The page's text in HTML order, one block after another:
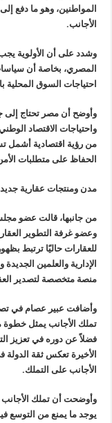
المواطنين، وهو ما دفع
الأجانب.
وشدد على أن الأولوية
المصري، بخاصة أن
احتياجات السوق المحلية
وأوضح أن مصر تحتاج إلى
واحتياجات الاقتصاد
من رؤية اقتصادية أشمل
الحفاظ على متطلبات
مدن ومنتجات عقارية
من جانبها، قالت عضو
وعضو غرفة التطوير
للعقارات حاليًا ترتبط
الإدارية والعلمين
منصة متخصصة لتصدير
وأضافت عبير عصام في
تملك الأجانب يمثل خطوة
فضلاً عن دوره في تعزيز
الأخيرة تعكس ثقة
الأجانب على التملك.
وأوضحت أن تملك الأجانب
يوجد ما يمنع من التوسع